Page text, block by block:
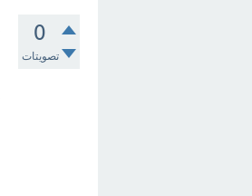
0
تصويتات